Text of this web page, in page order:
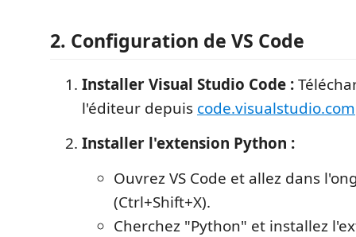
2. Configuration de VS Code
Installer Visual Studio Code :
l'éditeur depuis code.visualstudio.com
Installer l'extension Python :
Ouvrez VS Code et allez dans
(Ctrl+Shift+X).
Cherchez "Python" et installez